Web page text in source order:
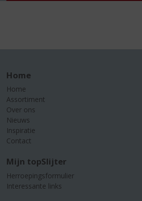
Home
Home
Assortiment
Over ons
Nieuws
Inspiratie
Contact
Mijn topSlijter
Herroepingsformulier
Interessante links